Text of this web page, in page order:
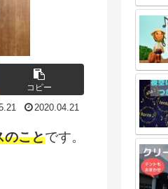
コピー
2020.04.21
のことです。